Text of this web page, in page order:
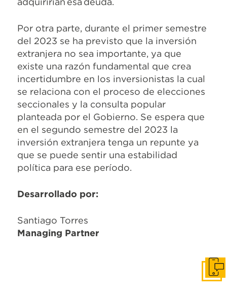
Por otra parte, durante el primer semestre
del 2023 se ha previsto que la inversión
extranjera no sea importante, ya que
existe una razón fundamental que crea
incertidumbre en los inversionistas la cual
se relaciona con el proceso de elecciones
seccionales y la consulta popular
planteada por el Gobierno. Se espera que
en el segundo semestre del 2023 la
inversión extranjera tenga un repunte ya
que se puede sentir una estabilidad
política para ese período.
Desarrollado por:
Santiago Torres
Managing Partner